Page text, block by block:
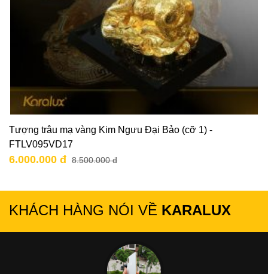
Tượng trâu mạ vàng Kim Ngưu Đại Bảo (cỡ 1) -
FTLV095VD17
6.000.000 đ 8.500.000 đ
KHÁCH HÀNG NÓI VỀ KARALUX